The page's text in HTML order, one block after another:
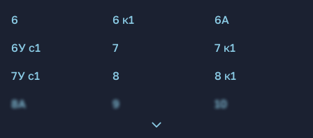
6
6 к1
6А
6У с1
7
7 к1
7У с1
8
8 к1
8А
9 10